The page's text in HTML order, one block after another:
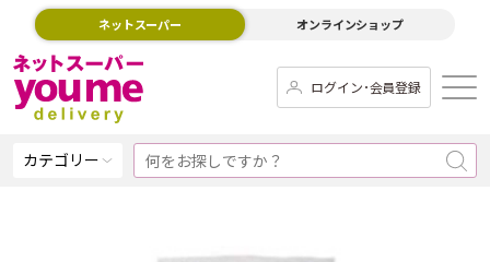
ネットスーパー オンラインショップ
ログイン･会員登録
カテゴリー